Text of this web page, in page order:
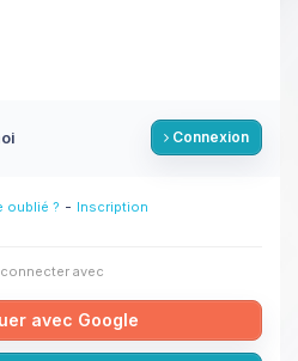
Connexion
oublié ? - Inscription
avec
avec Google